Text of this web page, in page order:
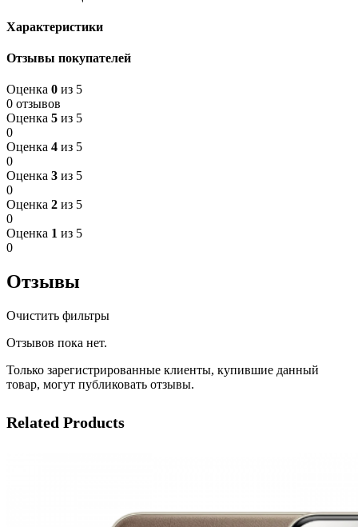
Характеристики
Отзывы покупателей
Оценка 0 из 5
0 отзывов
Оценка 5 из 5
0
Оценка 4 из 5
0
Оценка 3 из 5
0
Оценка 2 из 5
0
Оценка 1 из 5
0
Отзывы
Очистить фильтры
Отзывов пока нет.
Только зарегистрированные клиенты, купившие данный
товар, могут публиковать отзывы.
Related Products